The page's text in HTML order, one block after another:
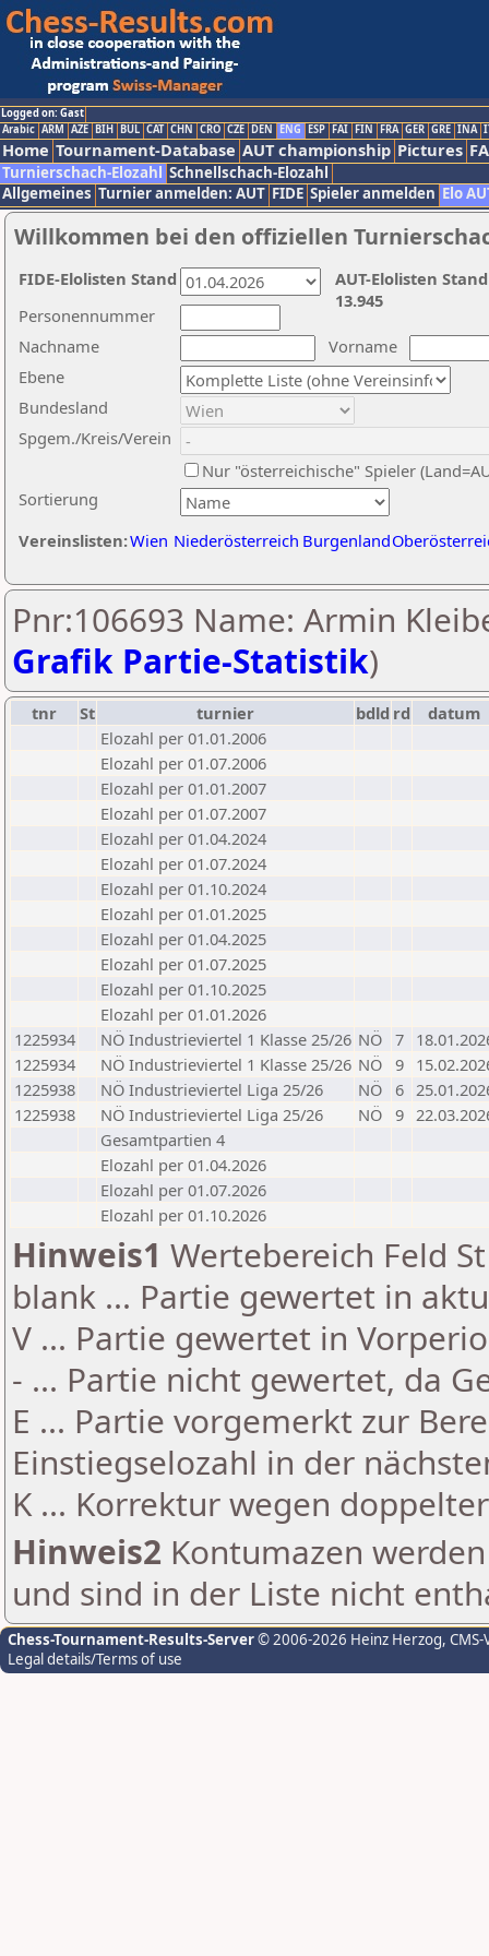
Logged on: Gast
Arabic ARM AZE BIH BUL CAT CHN CRO CZE DEN ENG ESP FAI FIN FRA GER GRE INA
Home Tournament-Database AUT championship Pictures
Turnierschach-Elozahl Schnellschach-Elozahl
Allgemeines Turnier anmelden: AUT FIDE Spieler anmelden Elo
Willkommen bei den offiziellen
Nachname
Vorname
Ebene
Sortierung
Personennummer
Bundesland
Spgem./Kreis/Verein
Nur "österreichische" Spieler
Vereinslisten:Wien Niederösterreich Burgenland
AUT-Elolisten
13.945
FIDE-Elolisten Stand
Pnr:106693 Name: Armin
Grafik Partie-Statistik)
tnr St turnier bdld rd
datum
Elozahl per 01.01.2006
Elozahl per 01.07.2006
Elozahl per 01.01.2007
Elozahl per 01.07.2007
Elozahl per 01.04.2024
Elozahl per 01.07.2024
Elozahl per 01.10.2024
Elozahl per 01.01.2025
Elozahl per 01.04.2025
Elozahl per 01.07.2025
Elozahl per 01.10.2025
Elozahl per 01.01.2026
1225934
NÖ Industrieviertel 1 Klasse 25/26 NÖ 7
1225934
NÖ Industrieviertel 1 Klasse 25/26 NÖ 9
1225938
NÖ Industrieviertel Liga 25/26 NÖ 6
1225938
NÖ Industrieviertel Liga 25/26 NÖ 9
Gesamtpartien 4
Elozahl per 01.04.2026
Elozahl per 01.07.2026
Elozahl per 01.10.2026
Hinweis1 Wertebereich Feld
blank ... Partie gewertet in
V ... Partie gewertet in
- ... Partie nicht gewertet, da
E ... Partie vorgemerkt zur
Einstiegselozahl in der
K ... Korrektur wegen
Hinweis2 Kontumazen
und sind in der Liste nicht
Chess-Tournament-Results-Server© 2006-2026 Heinz Herzog,
Legal details/Terms of use